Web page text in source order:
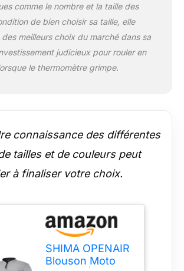
l'impression d'en
porter une.
comme le nombre et la taille des
de bien choisir sa taille, elle
des meilleurs choix du marché dans sa
judicieux pour rouler en
le thermomètre grimpe.
connaissance des différentes
tailles et de couleurs peut
à finaliser votre choix.
SHIMA OPENAIR
Blouson Moto